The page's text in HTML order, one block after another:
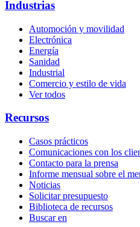
Industrias
Automoción y movilidad
Electrónica
Energía
Sanidad
Industrial
Comercio y estilo de vida
Ver todos
Recursos
Casos prácticos
Comunicaciones con los
Contacto para la prensa
Informe mensual sobre el
Noticias
Solicitar presupuesto
Biblioteca de recursos
Buscar en